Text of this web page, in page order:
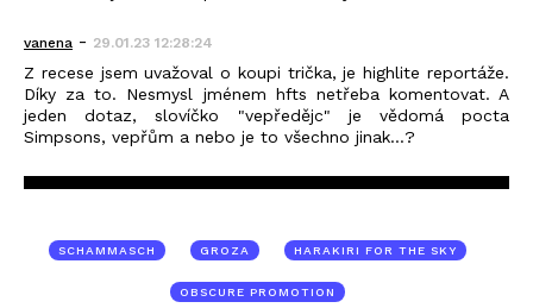
vanena - 29.01.23 12:28:24
Z recese jsem uvažoval o koupi trička, je highlite reportáže.
Díky za to. Nesmysl jménem hfts netřeba komentovat. A
jeden dotaz, slovíčko "vepředějc" je vědomá pocta
Simpsons, vepřům a nebo je to všechno jinak...?
SCHAMMASCH GROZA HARAKIRI FOR THE SKY
OBSCURE PROMOTION